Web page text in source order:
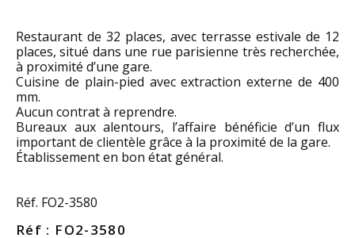
Restaurant de 32 places, avec terrasse estivale de 12
places, situé dans une rue parisienne très recherchée,
à proximité d’une gare.
Cuisine de plain-pied avec extraction externe de 400
mm.
Aucun contrat à reprendre.
Bureaux aux alentours, l’affaire bénéficie d’un flux
important de clientèle grâce à la proximité de la gare.
Établissement en bon état général.
Réf. FO2-3580
Réf : FO2-3580